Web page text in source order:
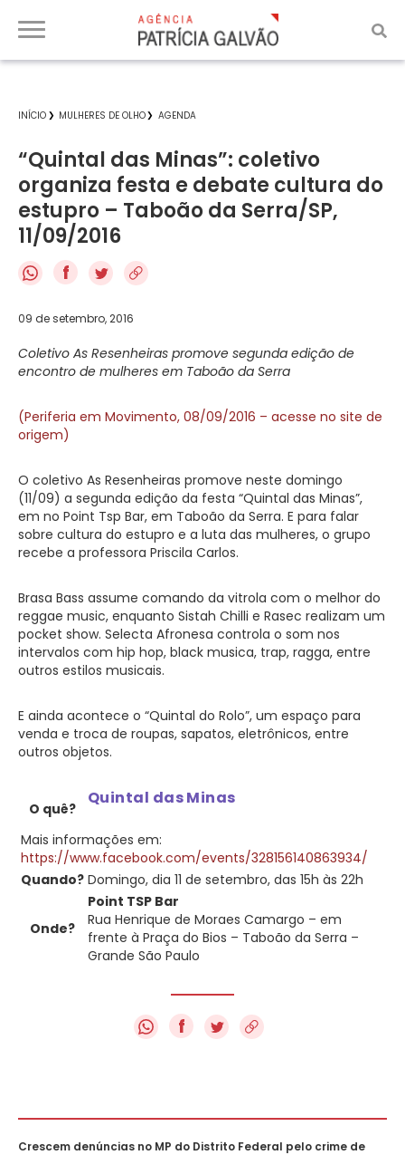
INÍCIO MULHERES DE OLHO AGENDA
“Quintal das Minas”: coletivo
organiza festa e debate cultura do
estupro – Taboão da Serra/SP,
11/09/2016
f
09 de setembro, 2016
Coletivo As Resenheiras promove segunda edição de
encontro de mulheres em Taboão da Serra
(Periferia em Movimento, 08/09/2016 – acesse no site de
origem)
O coletivo As Resenheiras promove neste domingo
(11/09) a segunda edição da festa “Quintal das Minas”,
em no Point Tsp Bar, em Taboão da Serra. E para falar
sobre cultura do estupro e a luta das mulheres, o grupo
recebe a professora Priscila Carlos.
Brasa Bass assume comando da vitrola com o melhor do
reggae music, enquanto Sistah Chilli e Rasec realizam um
pocket show. Selecta Afronesa controla o som nos
intervalos com hip hop, black musica, trap, ragga, entre
outros estilos musicais.
E ainda acontece o “Quintal do Rolo”, um espaço para
venda e troca de roupas, sapatos, eletrônicos, entre
outros objetos.
O quê?
Quintal das Minas
Mais informações em:
https://www.facebook.com/events/328156140863934/
Quando? Domingo, dia 11 de setembro, das 15h às 22h
Onde?
Point TSP Bar
Rua Henrique de Moraes Camargo – em
frente à Praça do Bios – Taboão da Serra –
Grande São Paulo
f
Crescem denúncias no MP do Distrito Federal pelo crime de